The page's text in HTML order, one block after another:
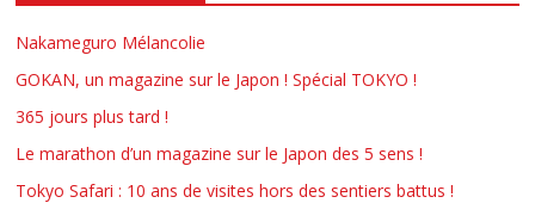
Nakameguro Mélancolie
GOKAN, un magazine sur le Japon ! Spécial TOKYO !
365 jours plus tard !
Le marathon d’un magazine sur le Japon des 5 sens !
Tokyo Safari : 10 ans de visites hors des sentiers battus !